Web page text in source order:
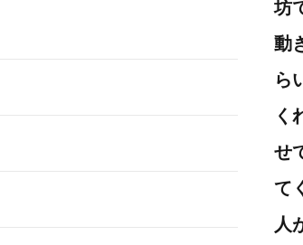
坊
動
ら
く
せ
て
人